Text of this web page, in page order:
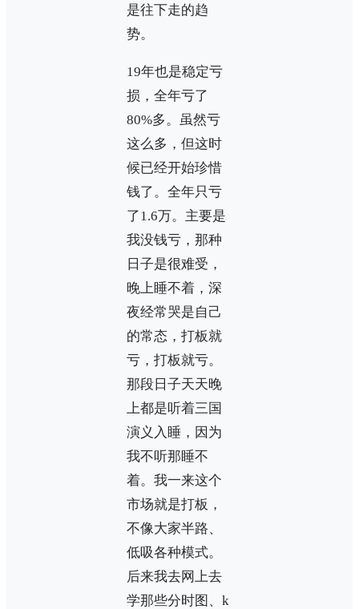
是往下走的趋
势。
19年也是稳定亏
损，全年亏了
80%多。虽然亏
这么多，但这时
候已经开始珍惜
钱了。全年只亏
了1.6万。主要是
我没钱亏，那种
日子是很难受，
晚上睡不着，深
夜经常哭是自己
的常态，打板就
亏，打板就亏。
那段日子天天晚
上都是听着三国
演义入睡，因为
我不听那睡不
着。我一来这个
市场就是打板，
不像大家半路、
低吸各种模式。
后来我去网上去
学那些分时图、k